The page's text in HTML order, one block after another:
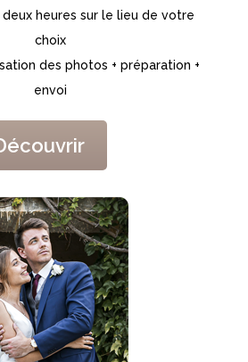
deux heures sur le lieu de votre
choix
des photos + préparation +
envoi